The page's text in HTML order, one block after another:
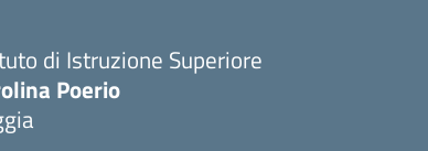
di Istruzione Superiore
Poerio